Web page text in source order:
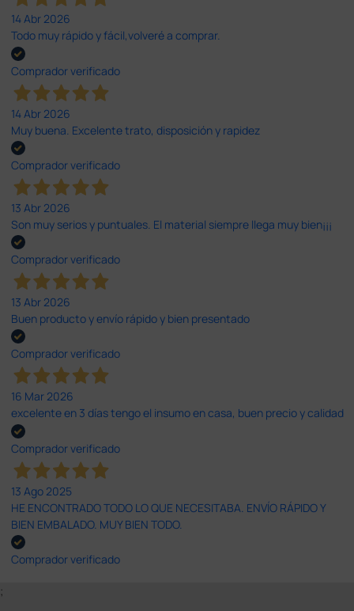
14 Abr 2026
Todo muy rápido y fácil,volveré a comprar.
Comprador verificado
14 Abr 2026
Muy buena. Excelente trato, disposición y rapidez
Comprador verificado
13 Abr 2026
Son muy serios y puntuales. El material siempre llega muy bien¡¡¡
Comprador verificado
13 Abr 2026
Buen producto y envío rápido y bien presentado
Comprador verificado
16 Mar 2026
excelente en 3 días tengo el insumo en casa, buen precio y calidad
Comprador verificado
13 Ago 2025
HE ENCONTRADO TODO LO QUE NECESITABA. ENVÍO RÁPIDO Y
BIEN EMBALADO. MUY BIEN TODO.
Comprador verificado
;